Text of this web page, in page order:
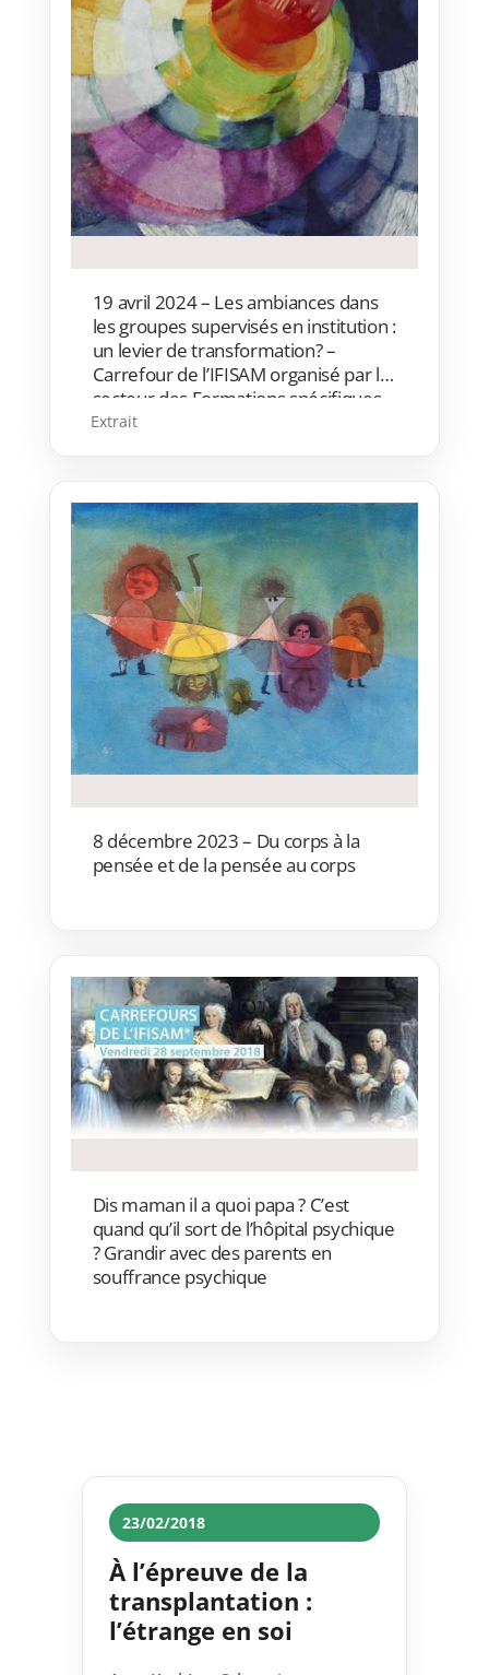
19 avril 2024 – Les ambiances dans
les groupes supervisés en institution :
un levier de transformation? –
Carrefour de l’IFISAM organisé par le
secteur des Formations spécifiques
et supervisions – Intervenant:
Extrait
8 décembre 2023 – Du corps à la
pensée et de la pensée au corps
Dis maman il a quoi papa ? C’est
quand qu’il sort de l’hôpital psychique
? Grandir avec des parents en
souffrance psychique
23/02/2018
À l’épreuve de la
transplantation :
l’étrange en soi